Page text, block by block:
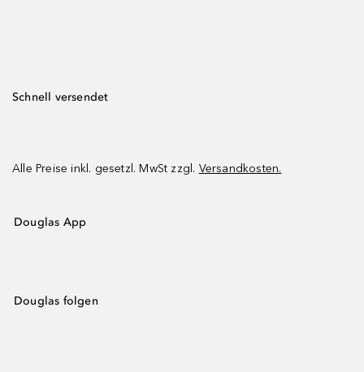
Schnell versendet
Alle Preise inkl. gesetzl. MwSt zzgl. Versandkosten.
Douglas App
Douglas folgen